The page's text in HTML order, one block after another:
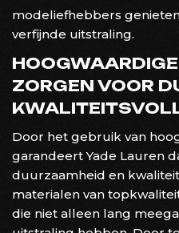
modeliefhebbers
verfijnde uitstraling.
ZORGEN VOOR
Door het gebruik van
garandeert Yade Lauren
duurzaamheid en
materialen van
die niet alleen lang